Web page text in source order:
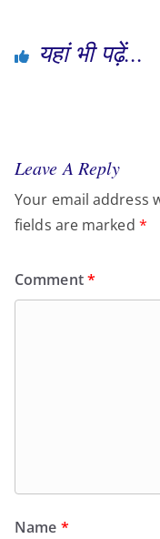
यहां भी पढ़ें...
Leave A Reply
Your email address
fields are marked *
Comment*
Name *